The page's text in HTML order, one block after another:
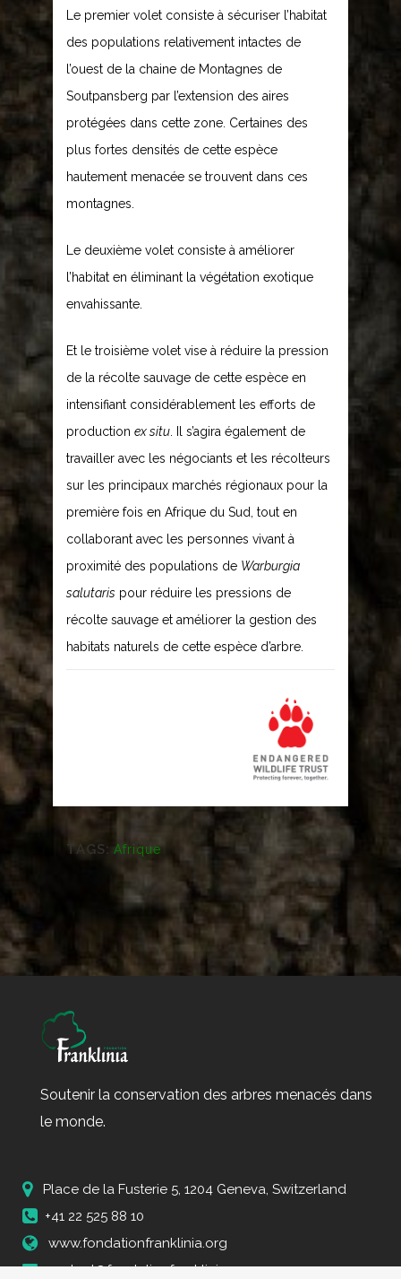
Le premier volet consiste à sécuriser l’habitat
des populations relativement intactes de
l’ouest de la chaine de Montagnes de
Soutpansberg par l’extension des aires
protégées dans cette zone. Certaines des
plus fortes densités de cette espèce
hautement menacée se trouvent dans ces
montagnes.
Le deuxième volet consiste à améliorer
l’habitat en éliminant la végétation exotique
envahissante.
Et le troisième volet vise à réduire la pression
de la récolte sauvage de cette espèce en
intensifiant considérablement les efforts de
production ex situ . Il s’agira également de
travailler avec les négociants et les récolteurs
sur les principaux marchés régionaux pour la
première fois en Afrique du Sud, tout en
collaborant avec les personnes vivant à
proximité des populations de Warburgia
salutaris pour réduire les pressions de
récolte sauvage et améliorer la gestion des
habitats naturels de cette espèce d’arbre.
TAGS: Afrique
Soutenir la conservation des arbres menacés dans
le monde.
Place de la Fusterie 5, 1204 Geneva, Switzerland
+41 22 525 88 10
www.fondationfranklinia.org
contact@fondationfranklinia.org